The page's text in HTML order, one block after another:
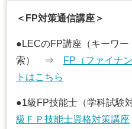
＜FP対策通信講座＞
●LECのFP講座（キーワ
索） ⇒
FP（ファイナ
トはこちら
●1級FP技能士（学科試
級ＦＰ技能士資格対策講座